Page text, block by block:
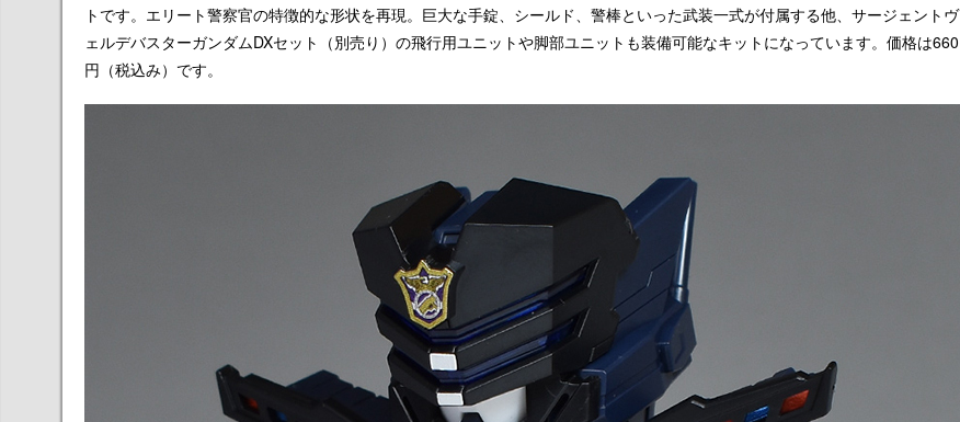
トです。エリート警察官の特徴的な形状を再現。巨大な手錠、シールド、警棒といった武装一式が付属する他、サージェントヴ
ェルデバスターガンダムDXセット（別売り）の飛行用ユニットや脚部ユニットも装備可能なキットになっています。価格は660
円（税込み）です。